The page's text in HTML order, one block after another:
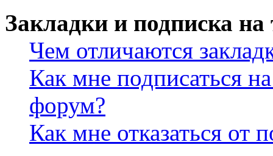
Закладки и подписка
Чем отличаются
Как мне подписаться
форум?
Как мне отказаться от